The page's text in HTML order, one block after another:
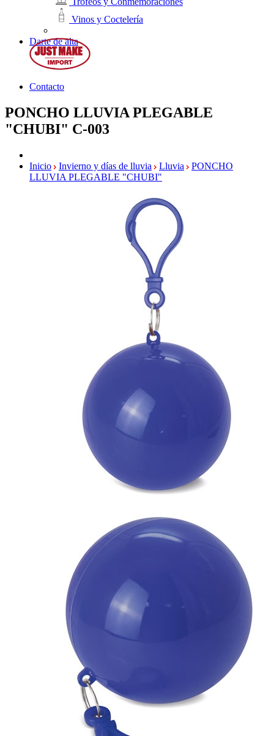
Vinos y Coctelería
Darte de alta
Contacto
PONCHO LLUVIA PLEGABLE
"CHUBI" C-003
Inicio Invierno y días de lluvia Lluvia
PONCHO
LLUVIA PLEGABLE "CHUBI"